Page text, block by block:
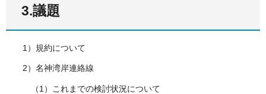
3.議題
1）規約について
2）名神湾岸連絡線
（1）これまでの検討状況について